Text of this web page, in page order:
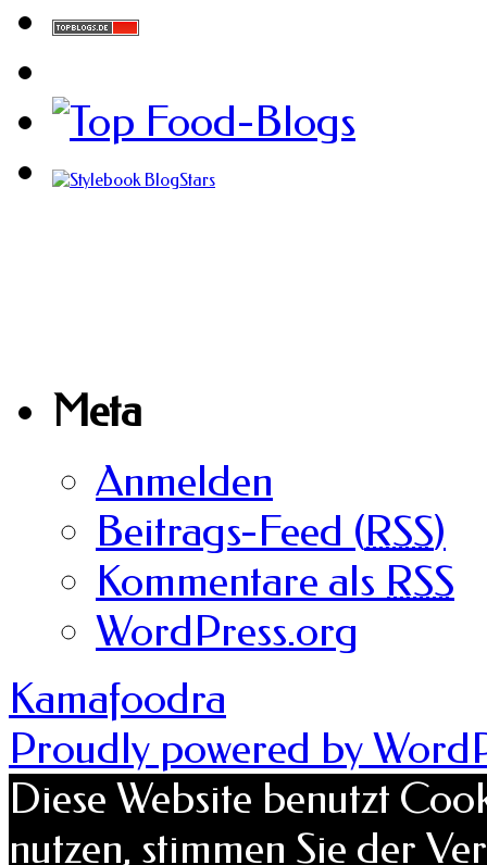
Meta
Anmelden
Beitrags-Feed (RSS)
Kommentare als RSS
WordPress.org
Kamafoodra
Proudly powered by
Diese Website benutzt
nutzen, stimmen Sie der